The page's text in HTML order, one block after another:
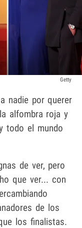
Getty
nadie por querer
alfombra roja y
todo el mundo
de ver, pero
que ver... con
de los
los finalistas.